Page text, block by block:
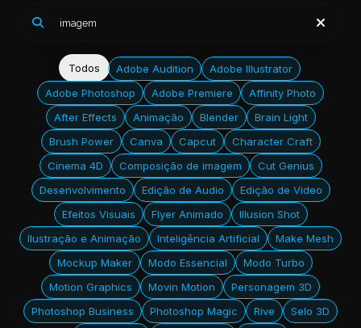
Todos Adobe Audition
Adobe Illustrator
Adobe Photoshop
Adobe Premiere
Affinity Photo
After Effects
Animação Blender
Brain Light
Brush Power
Canva Capcut
Character Craft
Cinema 4D
Composição de imagem
Cut Genius
Desenvolvimento
Edição de Audio
Edição de Video
Efeitos Visuais
Flyer Animado
Illusion Shot
Ilustração e Animação
Inteligência Artificial
Make Mesh
Mockup Maker
Modo Essencial
Modo Turbo
Motion Graphics
Movin Motion
Personagem 3D
Photoshop Business
Photoshop Magic Rive
Selo 3D